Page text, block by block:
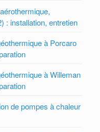
: installation, entretien
à Porcaro
à Willeman
de pompes à chaleur